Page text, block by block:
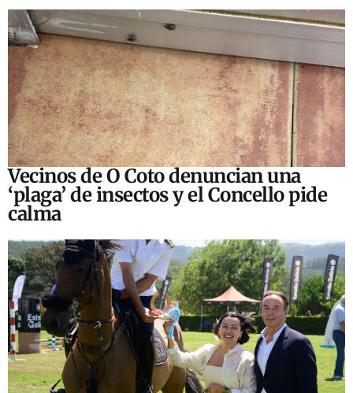
Vecinos de O Coto denuncian una
‘plaga’ de insectos y el Concello pide
calma